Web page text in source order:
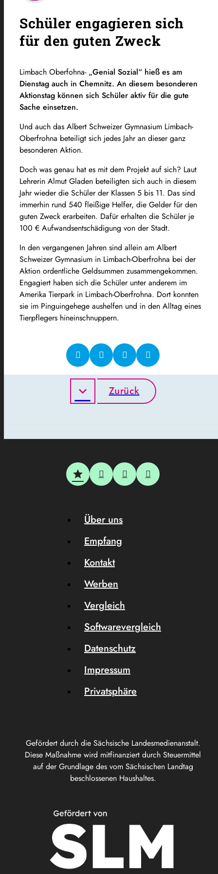
Schüler engagieren sich
für den guten Zweck
Limbach Oberfohna- „Genial Sozial“ hieß es am
Dienstag auch in Chemnitz. An diesem besonderen
Aktionstag können sich Schüler aktiv für die gute
Sache einsetzen.
Und auch das Albert Schweizer Gymnasium Limbach-
Oberfrohna beteiligt sich jedes Jahr an dieser ganz
besonderen Aktion.
Doch was genau hat es mit dem Projekt auf sich? Laut
Lehrerin Almut Gladen beteiligten sich auch in diesem
Jahr wieder die Schüler der Klassen 5 bis 11. Das sind
immerhin rund 540 fleißige Helfer, die Gelder für den
guten Zweck erarbeiten. Dafür erhalten die Schüler je
100 € Aufwandsentschädigung von der Stadt.
In den vergangenen Jahren sind allein am Albert
Schweizer Gymnasium in Limbach-Oberfrohna bei der
Aktion ordentliche Geldsummen zusammengekommen.
Engagiert haben sich die Schüler unter anderem im
Amerika Tierpark in Limbach-Oberfrohna. Dort konnten
sie im Pinguingehege aushelfen und in den Alltag eines
Tierpflegers hineinschnuppern.
Zurück
Gefördert durch die Sächsische Landesmedienanstalt.
Diese Maßnahme wird mitfinanziert durch Steuermittel
auf der Grundlage des vom Sächsischen Landtag
beschlossenen Haushaltes.
Über uns
Empfang
Kontakt
Werben
Vergleich
Softwarevergleich
Datenschutz
Impressum
Privatsphäre